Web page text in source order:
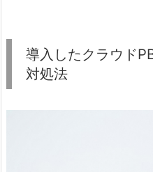
導入したクラウド
対処法